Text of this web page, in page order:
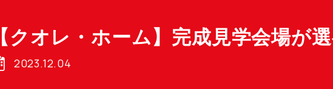
【クオレ・ホーム】完成見学会場が
2023.12.04